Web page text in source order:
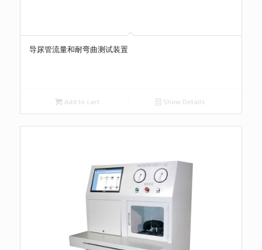
导尿管流量和耐弯曲测试装置
Add to cart Show Details